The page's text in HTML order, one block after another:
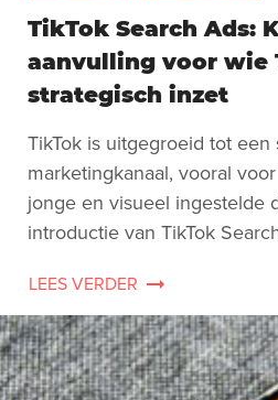
TikTok Search Ads:
aanvulling voor wie
strategisch inzet
TikTok is uitgegroeid tot een
marketingkanaal, vooral
jonge en visueel ingestelde
introductie van TikTok
LEES VERDER